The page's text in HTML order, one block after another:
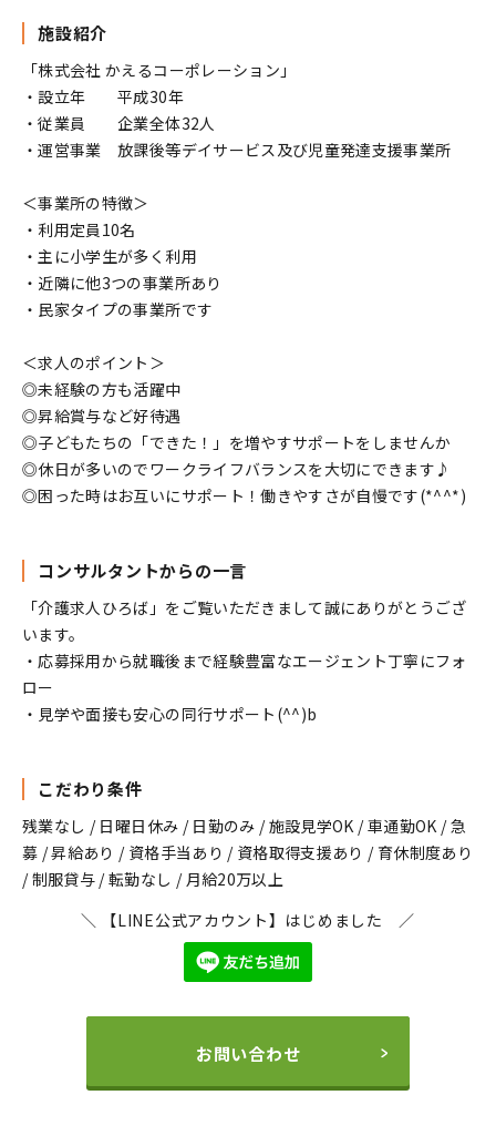
施設紹介
「株式会社 かえるコーポレーション」
・設立年 平成30年
・従業員 企業全体32人
・運営事業 放課後等デイサービス及び児童発達支援事業所
＜事業所の特徴＞
・利用定員10名
・主に小学生が多く利用
・近隣に他3つの事業所あり
・民家タイプの事業所です
＜求人のポイント＞
◎未経験の方も活躍中
◎昇給賞与など好待遇
◎子どもたちの「できた！」を増やすサポートをしませんか
◎休日が多いのでワークライフバランスを大切にできます♪
◎困った時はお互いにサポート！働きやすさが自慢です(*^^*)
コンサルタントからの一言
「介護求人ひろば」をご覧いただきまして誠にありがとうござ
います。
・応募採用から就職後まで経験豊富なエージェント丁寧にフォ
ロー
・見学や面接も安心の同行サポート(^^)b
こだわり条件
残業なし / 日曜日休み / 日勤のみ / 施設見学OK / 車通勤OK / 急
募 / 昇給あり / 資格手当あり / 資格取得支援あり / 育休制度あり
/ 制服貸与 / 転勤なし / 月給20万以上
＼ 【LINE公式アカウント】はじめました ／
お問い合わせ